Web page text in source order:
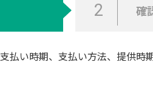
2 確
支払い時期、支払い方法、提供時